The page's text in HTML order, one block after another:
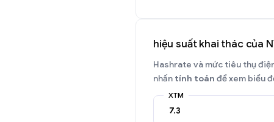
hiệu suất khai thác của
Hashrate và mức tiêu thụ
nhấn tính toán để xem biểu
XTM